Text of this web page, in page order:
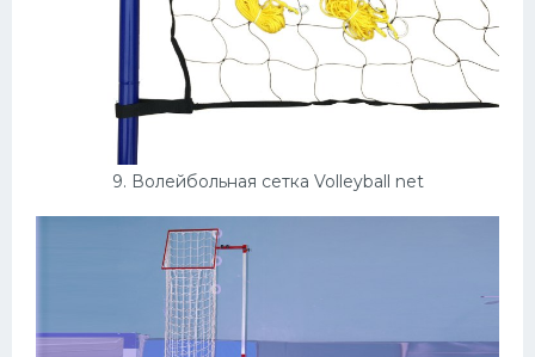
9. Волейбольная сетка Volleyball net